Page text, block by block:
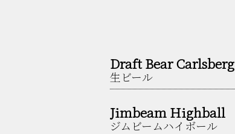
Draft Bear Carlsberg
生ビール
Jimbeam Highball
ジムビームハイボール